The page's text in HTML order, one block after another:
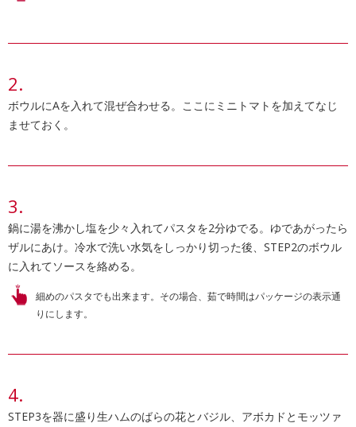
ボウルにAを入れて混ぜ合わせる。ここにミニトマトを加えてなじ
ませておく。
鍋に湯を沸かし塩を少々入れてパスタを2分ゆでる。ゆであがったら
ザルにあけ。冷水で洗い水気をしっかり切った後、STEP2のボウル
に入れてソースを絡める。
細めのパスタでも出来ます。その場合、茹で時間はパッケージの表示通
りにします。
STEP3を器に盛り生ハムのばらの花とバジル、アボカドとモッツァ